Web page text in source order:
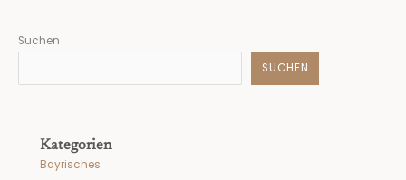
Suchen
SUCHEN
Kategorien
Bayrisches